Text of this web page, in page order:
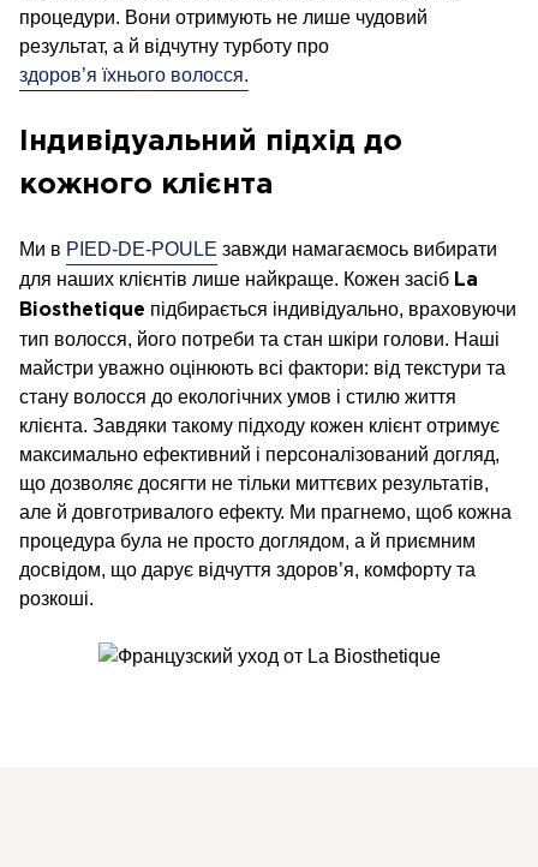
процедури. Вони отримують не лише чудовий
результат, а й відчутну турботу про
здоров’я їхнього волосся.
Індивідуальний підхід до
кожного клієнта
Ми в PIED-DE-POULE завжди намагаємось вибирати
для наших клієнтів лише найкраще. Кожен засіб La
Biosthetique підбирається індивідуально, враховуючи
тип волосся, його потреби та стан шкіри голови. Наші
майстри уважно оцінюють всі фактори: від текстури та
стану волосся до екологічних умов і стилю життя
клієнта. Завдяки такому підходу кожен клієнт отримує
максимально ефективний і персоналізований догляд,
що дозволяє досягти не тільки миттєвих результатів,
але й довготривалого ефекту. Ми прагнемо, щоб кожна
процедура була не просто доглядом, а й приємним
досвідом, що дарує відчуття здоров’я, комфорту та
розкоші.